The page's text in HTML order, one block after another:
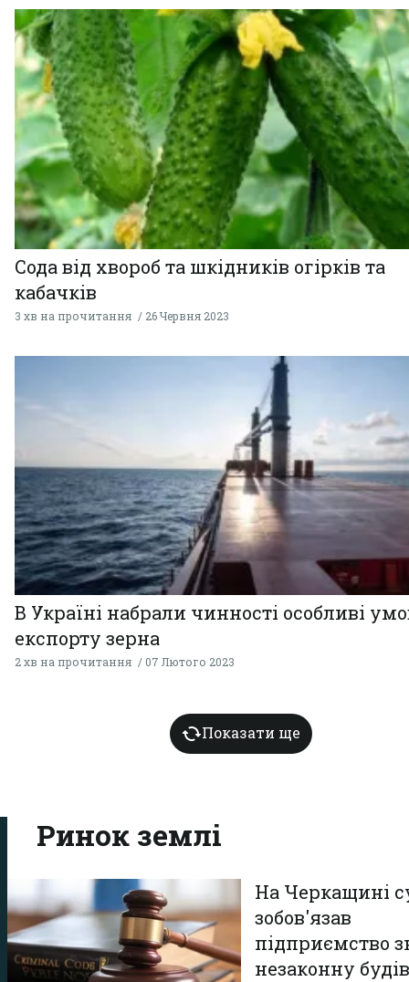
Сода від хвороб та шкідників огірків та
кабачків
3 хв на прочитання 26 Червня 2023
В Україні набрали чинності особливі
експорту зерна
2 хв на прочитання 07 Лютого 2023
Показати ще
Ринок землі
На Черкащині
зобов'язав
підприємство
незаконну